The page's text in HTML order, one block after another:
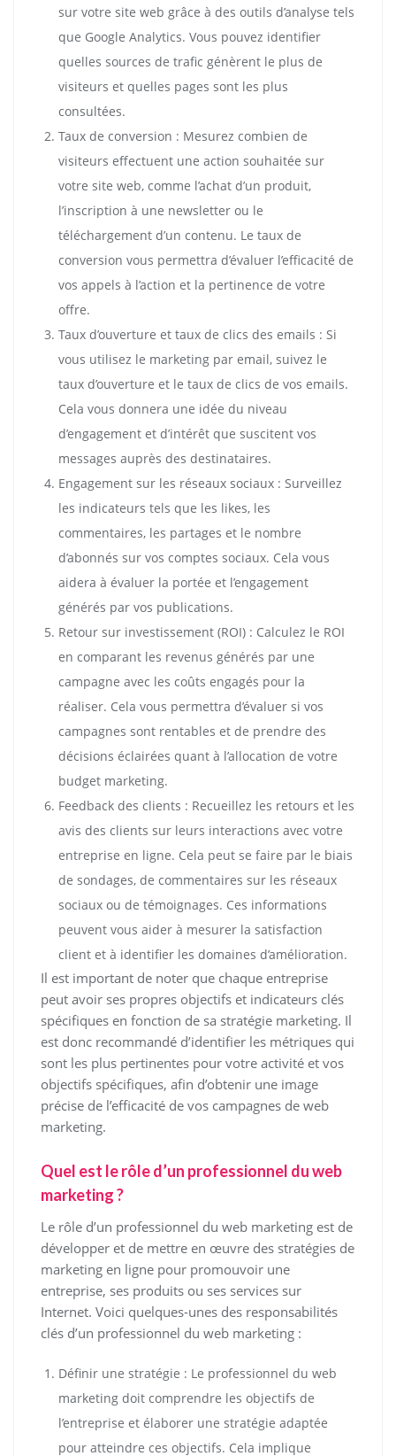
sur votre site web grâce à des outils d’analyse tels
que Google Analytics. Vous pouvez identifier
quelles sources de trafic génèrent le plus de
visiteurs et quelles pages sont les plus
consultées.
Taux de conversion : Mesurez combien de
visiteurs effectuent une action souhaitée sur
votre site web, comme l’achat d’un produit,
l’inscription à une newsletter ou le
téléchargement d’un contenu. Le taux de
conversion vous permettra d’évaluer l’efficacité de
vos appels à l’action et la pertinence de votre
offre.
Taux d’ouverture et taux de clics des emails : Si
vous utilisez le marketing par email, suivez le
taux d’ouverture et le taux de clics de vos emails.
Cela vous donnera une idée du niveau
d’engagement et d’intérêt que suscitent vos
messages auprès des destinataires.
Engagement sur les réseaux sociaux : Surveillez
les indicateurs tels que les likes, les
commentaires, les partages et le nombre
d’abonnés sur vos comptes sociaux. Cela vous
aidera à évaluer la portée et l’engagement
générés par vos publications.
Retour sur investissement (ROI) : Calculez le ROI
en comparant les revenus générés par une
campagne avec les coûts engagés pour la
réaliser. Cela vous permettra d’évaluer si vos
campagnes sont rentables et de prendre des
décisions éclairées quant à l’allocation de votre
budget marketing.
Feedback des clients : Recueillez les retours et les
avis des clients sur leurs interactions avec votre
entreprise en ligne. Cela peut se faire par le biais
de sondages, de commentaires sur les réseaux
sociaux ou de témoignages. Ces informations
peuvent vous aider à mesurer la satisfaction
client et à identifier les domaines d’amélioration.
Il est important de noter que chaque entreprise
peut avoir ses propres objectifs et indicateurs clés
spécifiques en fonction de sa stratégie marketing. Il
est donc recommandé d’identifier les métriques qui
sont les plus pertinentes pour votre activité et vos
objectifs spécifiques, afin d’obtenir une image
précise de l’efficacité de vos campagnes de web
marketing.
Quel est le rôle d’un professionnel du web
marketing ?
Le rôle d’un professionnel du web marketing est de
développer et de mettre en œuvre des stratégies de
marketing en ligne pour promouvoir une
entreprise, ses produits ou ses services sur
Internet. Voici quelques-unes des responsabilités
clés d’un professionnel du web marketing :
Définir une stratégie : Le professionnel du web
marketing doit comprendre les objectifs de
l’entreprise et élaborer une stratégie adaptée
pour atteindre ces objectifs. Cela implique